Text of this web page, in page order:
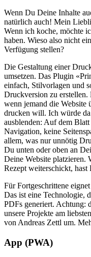
Wenn Du Deine Inhalte
natürlich auch! Mein
Wenn ich koche, möchte
haben. Wieso also nicht
Verfügung stellen?
Die Gestaltung einer
umsetzen. Das Plugin
einfach, Stilvorlagen und
Druckversion zu erstellen.
wenn jemand die
drucken will. Ich würde
ausblenden: Auf dem
Navigation, keine
allem, was nur unnötig
Du unten oder oben an
Deine Website platzieren.
Rezept weiterschickt,
Für Fortgeschrittene
Das ist eine Technologie,
PDFs generiert. Achtung:
unsere Projekte am
von Andreas Zettl um.
App (PWA)